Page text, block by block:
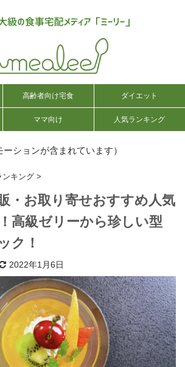
高齢者向け宅食 ダイエット
ママ向け 人気ランキング
ーションが含まれています）
ンキング >
・お取り寄せおすすめ人気
高級ゼリーから珍しい型
ク！
2022年1月6日